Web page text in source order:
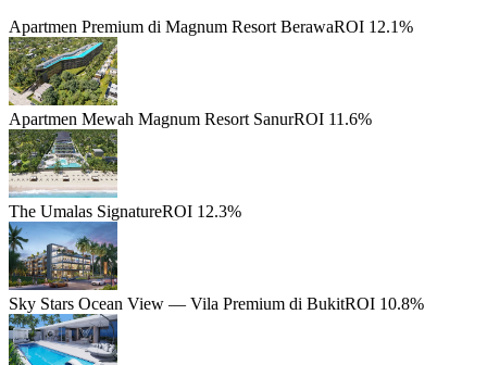
Apartmen Premium di Magnum Resort BerawaROI 12.1%
Apartmen Mewah Magnum Resort SanurROI 11.6%
The Umalas SignatureROI 12.3%
Sky Stars Ocean View — Vila Premium di BukitROI 10.8%